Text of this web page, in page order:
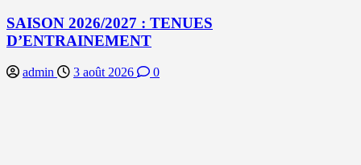
SAISON 2026/2027 : TENUES
D’ENTRAINEMENT
admin 3 août 2026 0